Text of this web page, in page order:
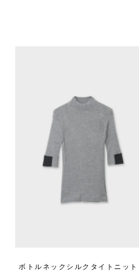
ボトルネックシルクタイトニット